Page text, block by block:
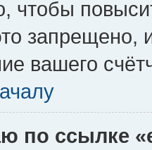
чтобы
запрещено,
вашего
по ссылке